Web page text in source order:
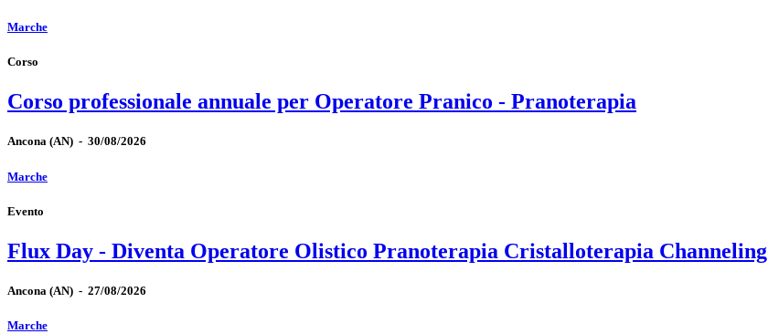
Marche
Corso
Corso professionale annuale per Operatore Pranico - Pranoterapia
Ancona (AN) - 30/08/2026
Marche
Evento
Flux Day - Diventa Operatore Olistico Pranoterapia Cristalloterapia Channeling
Ancona (AN) - 27/08/2026
Marche